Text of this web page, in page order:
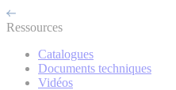
Ressources
Catalogues
Documents techniques
Vidéos